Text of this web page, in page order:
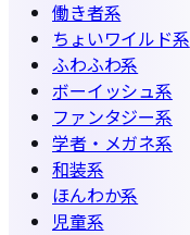
働き者系
ちょいワイルド系
ふわふわ系
ボーイッシュ系
ファンタジー系
学者・メガネ系
和装系
ほんわか系
児童系